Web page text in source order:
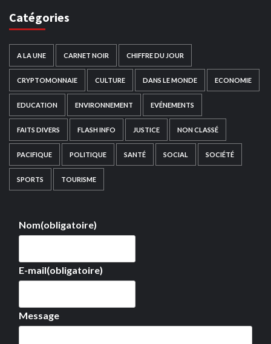
Catégories
A LA UNE CARNET NOIR CHIFFRE DU JOUR
CRYPTOMONNAIE CULTURE DANS LE MONDE ECONOMIE
EDUCATION ENVIRONNEMENT EVÉNEMENTS
FAITS DIVERS FLASH INFO JUSTICE NON CLASSÉ
PACIFIQUE POLITIQUE SANTÉ SOCIAL SOCIÉTÉ
SPORTS TOURISME
Nom(obligatoire)
E-mail(obligatoire)
Message